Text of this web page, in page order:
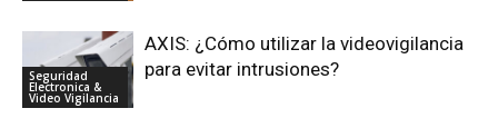
Seguridad
Electronica &
Video Vigilancia
AXIS: ¿Cómo utilizar la videovigilancia
para evitar intrusiones?